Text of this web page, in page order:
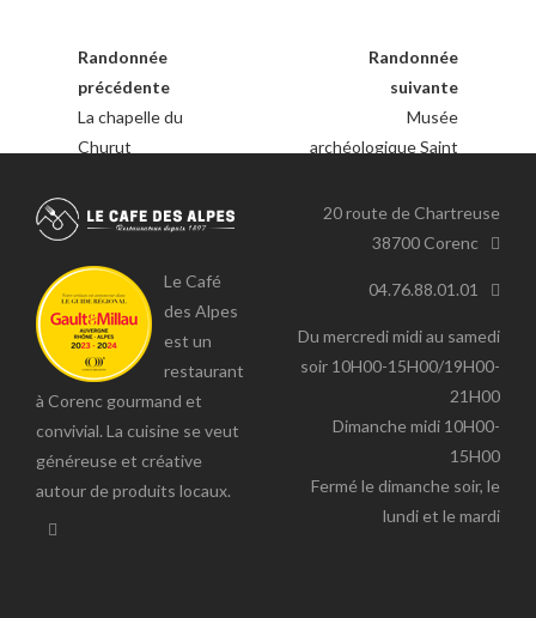
Randonnée
précédente
La chapelle du
Churut
Randonnée
suivante
Musée
archéologique Saint
Le Café
des Alpes
est un
restaurant
à Corenc gourmand et
convivial. La cuisine se veut
généreuse et créative
autour de produits locaux.
20 route de Chartreuse
38700 Corenc
04.76.88.01.01
Du mercredi midi au samedi
soir 10H00-15H00/19H00-
21H00
Dimanche midi 10H00-
15H00
Fermé le dimanche soir, le
lundi et le mardi